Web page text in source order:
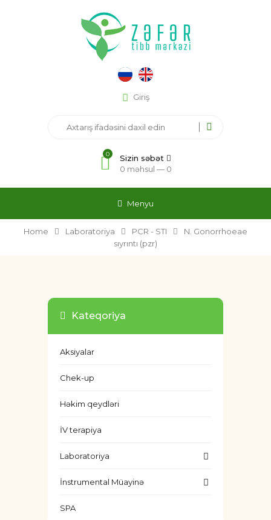
Giriş
0
Sizin səbət
0 məhsul — 0
Menyu
Home Laboratoriya PCR - STI
N. Gonorrhoeae
sıyrıntı (pzr)
Kateqoriya
Aksiyalar
Chek-up
Həkim qeydləri
İV terapiya
Laboratoriya
İnstrumental Müayinə
SPA